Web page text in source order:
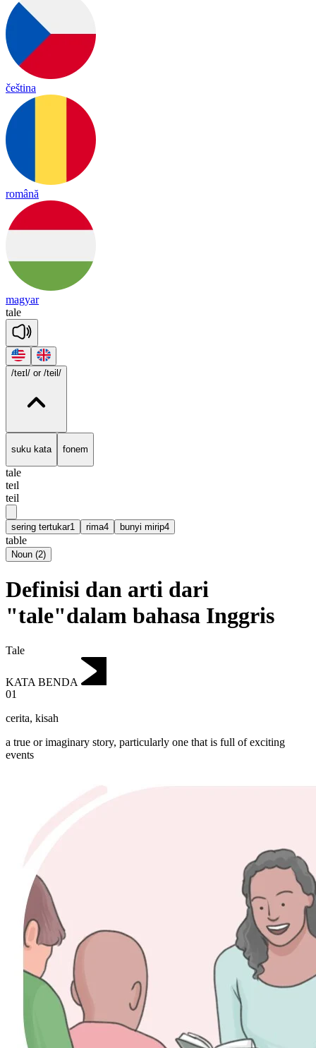
čeština
română
magyar
tale
/teɪl/ or /teil/
suku kata fonem
tale
teɪl
teil
sering tertukar1 rima4 bunyi mirip4
table
Noun (2)
Definisi dan arti dari
"tale"dalam bahasa Inggris
Tale
KATA BENDA
01
cerita, kisah
a true or imaginary story, particularly one that is full of exciting
events